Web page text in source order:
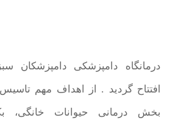
افتتاح گردید . از اهداف مهم
بخش درمانی حیوانات خانگی،